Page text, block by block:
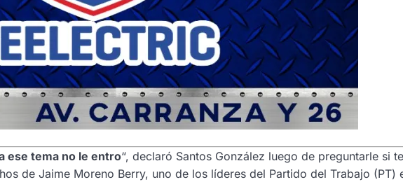
ese tema no le entro“, declaró Santos González luego de preguntarle si
de Jaime Moreno Berry, uno de los líderes del Partido del Trabajo (PT)